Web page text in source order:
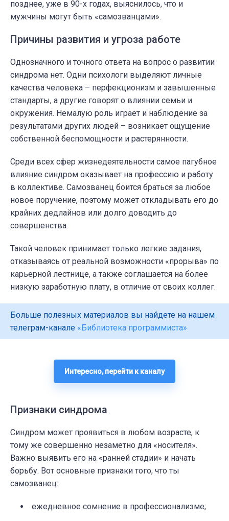
позднее, уже в 90-х годах, выяснилось, что и
мужчины могут быть «самозванцами».
Причины развития и угроза работе
Однозначного и точного ответа на вопрос о развитии
синдрома нет. Одни психологи выделяют личные
качества человека – перфекционизм и завышенные
стандарты, а другие говорят о влиянии семьи и
окружения. Немалую роль играет и наблюдение за
результатами других людей – возникает ощущение
собственной беспомощности и растерянности.
Среди всех сфер жизнедеятельности самое пагубное
влияние синдром оказывает на профессию и работу
в коллективе. Самозванец боится браться за любое
новое поручение, поэтому может откладывать его до
крайних дедлайнов или долго доводить до
совершенства.
Такой человек принимает только легкие задания,
отказываясь от реальной возможности «прорыва» по
карьерной лестнице, а также соглашается на более
низкую заработную плату, в отличие от своих коллег.
Больше полезных материалов вы найдете на нашем
телеграм-канале «Библиотека программиста»
Интересно, перейти к каналу
Признаки синдрома
Синдром может проявиться в любом возрасте, к
тому же совершенно незаметно для «носителя».
Важно выявить его на «ранней стадии» и начать
борьбу. Вот основные признаки того, что ты
самозванец:
ежедневное сомнение в профессионализме;